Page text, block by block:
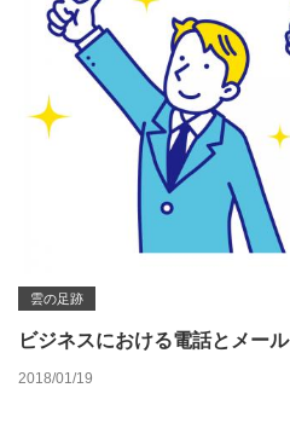
雲の足跡
ビジネスにおける電話とメール
2018/01/19